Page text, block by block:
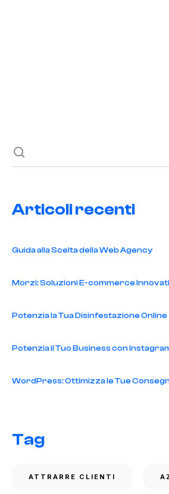
Articoli recenti
Guida alla Scelta della Web Agency
Morzi: Soluzioni E-commerce
Potenzia la Tua Disinfestazione Online
Potenzia il Tuo Business con
WordPress: Ottimizza le Tue
Tag
ATTRARRE CLIENTI